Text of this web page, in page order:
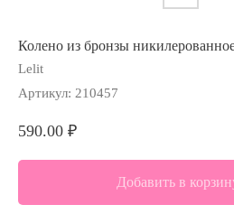
Колено из бронзы
Lelit
Артикул: 210457
590.00 ₽
Добавить в